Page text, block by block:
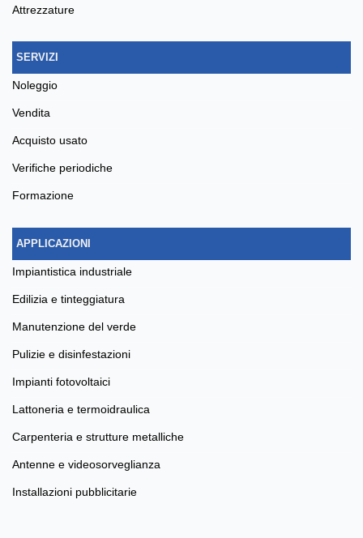
attrezzature
SERVIZI
noleggio
vendita
acquisto usato
verifiche periodiche
formazione
APPLICAZIONI
impiantistica industriale
edilizia e tinteggiatura
manutenzione del verde
pulizie e disinfestazioni
impianti fotovoltaici
lattoneria e termoidraulica
carpenteria e strutture metalliche
antenne e videosorveglianza
installazioni pubblicitarie